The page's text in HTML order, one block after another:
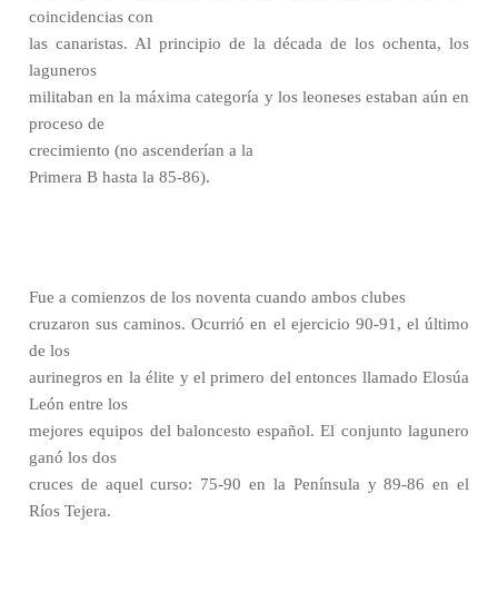
coincidencias con
las canaristas. Al principio de la década de los ochenta, los
laguneros
militaban en la máxima categoría y los leoneses estaban aún en
proceso de
crecimiento (no ascenderían a la
Primera B hasta la 85-86).
Fue a comienzos de los noventa cuando ambos clubes
cruzaron sus caminos. Ocurrió en el ejercicio 90-91, el último
de los
aurinegros en la élite y el primero del entonces llamado Elosúa
León entre los
mejores equipos del baloncesto español. El conjunto lagunero
ganó los dos
cruces de aquel curso: 75-90 en la Península y 89-86 en el
Ríos Tejera.